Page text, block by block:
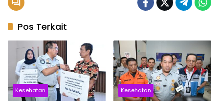
Pos Terkait
Kesehatan Kesehatan